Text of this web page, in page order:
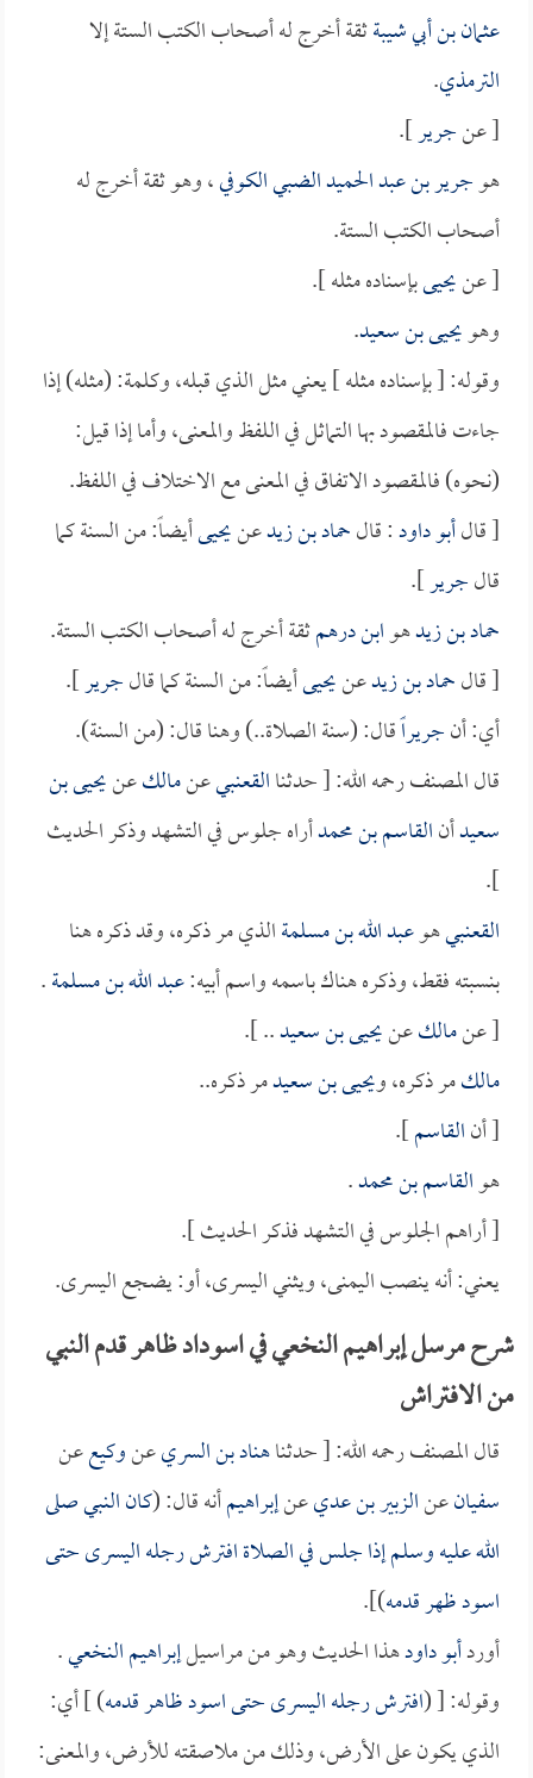
عثمان بن أبي شيبةثقة أخرج له أصحاب الكتب الستة إلا
الترمذي.
[ عنجرير].
هوجرير بن عبد الحميد الضبي الكوفي، وهو ثقة أخرج له
أصحاب الكتب الستة.
[ عنيحيىبإسناده مثله ].
وهويحيى بن سعيد.
وقوله: [ بإسناده مثله ] يعني مثل الذي قبله، وكلمة: (مثله) إذا
جاءت فالمقصود بها التماثل في اللفظ والمعنى، وأما إذا قيل:
(نحوه) فالمقصود الاتفاق في المعنى مع الاختلاف في اللفظ.
[ قالأبو داود: قالحماد بن زيدعنيحيىأيضاً: من السنة كما
قالجرير].
حماد بن زيدهوابن درهمثقة أخرج له أصحاب الكتب الستة.
[ قالحماد بن زيدعنيحيىأيضاً: من السنة كما قالجرير].
أي: أنجريراًقال: (سنة الصلاة..) وهنا قال: (من السنة).
قال المصنف رحمه الله: [ حدثناالقعنبيعنمالكعنيحيى بن
سعيدأنالقاسم بن محمدأراه جلوس في التشهد وذكر الحديث
].
القعنبيهوعبد الله بن مسلمةالذي مر ذكره، وقد ذكره هنا
بنسبته فقط، وذكره هناك باسمه واسم أبيه:عبد الله بن مسلمة.
[ عنمالكعنيحيى بن سعيد.. ].
مالكمر ذكره، ويحيى بن سعيدمر ذكره..
[ أنالقاسم].
هوالقاسم بن محمد.
[ أراهم الجلوس في التشهد فذكر الحديث ].
يعني: أنه ينصب اليمنى، ويثني اليسرى، أو: يضجع اليسرى.
شرح مرسل إبراهيم النخعي في اسوداد ظاهر قدم النبي
من الافتراش
قال المصنف رحمه الله: [ حدثناهناد بن السريعنوكيععن
سفيانعنالزبير بن عديعنإبراهيمأنه قال: (كان النبي صلى
الله عليه وسلم إذا جلس في الصلاة افترش رجله اليسرى حتى
اسود ظهر قدمه)].
أوردأبو داودهذا الحديث وهو من مراسيلإبراهيم النخعي.
وقوله: [ (افترش رجله اليسرى حتى اسود ظاهر قدمه) ] أي:
الذي يكون على الأرض، وذلك من ملاصقته للأرض، والمعنى: